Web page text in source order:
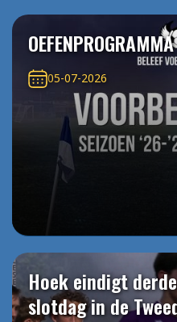
OEFENPROGRAMMA
05-07-2026
Hoek eindigt
slotdag in de